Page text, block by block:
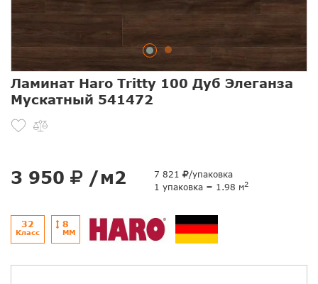
Ламинат Haro Tritty 100 Дуб Элеганза
Мускатный 541472
3 950 /м2 7 821
/упаковка
1 упаковка = 1.98 м2
32
Класс
8
ММ